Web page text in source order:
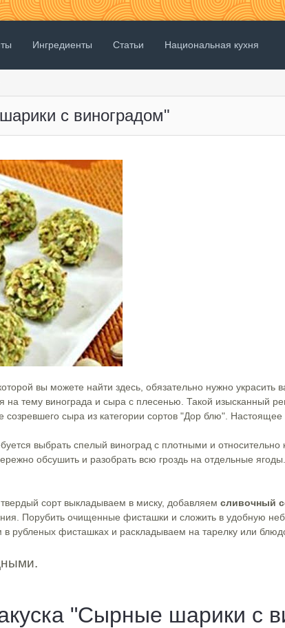
Ингредиенты Статьи Национальная кухня
с виноградом"
вы можете найти здесь, обязательно нужно
тему винограда и сыра с плесенью. Такой изысканный
сыра из категории сортов "Дор блю".
выбрать спелый виноград с плотными и
обсушить и разобрать всю гроздь на отдельные
сорт выкладываем в миску, добавляем сливочный
Порубить очищенные фисташки и сложить в удобную
рубленых фисташках и раскладываем на тарелку или
"Сырные шарики с